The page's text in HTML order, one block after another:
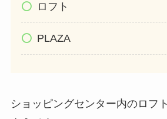
ロフト
PLAZA
ショッピングセンター内のロフ